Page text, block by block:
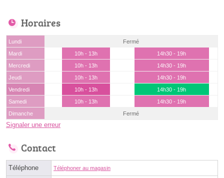
Horaires
Lundi
Fermé
Mardi
10h - 13h
14h30 - 19h
Mercredi
10h - 13h
14h30 - 19h
Jeudi
10h - 13h
14h30 - 19h
Vendredi
10h - 13h
14h30 - 19h
Samedi
10h - 13h
14h30 - 19h
Dimanche
Fermé
Signaler une erreur
Contact
Téléphone Téléphoner au magasin